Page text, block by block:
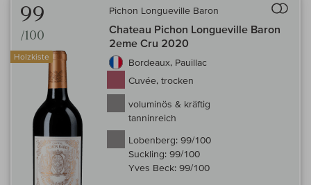
99
/100
Holzkiste
Pichon Longueville Baron
Chateau Pichon Longueville Baron
2eme Cru 2020
Bordeaux, Pauillac
Cuvée, trocken
voluminös & kräftig
tanninreich
Lobenberg: 99/100
Suckling: 99/100
Yves Beck: 99/100